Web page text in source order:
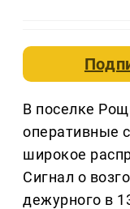
В поселке
оперативные
широкое
Сигнал о
дежурного в